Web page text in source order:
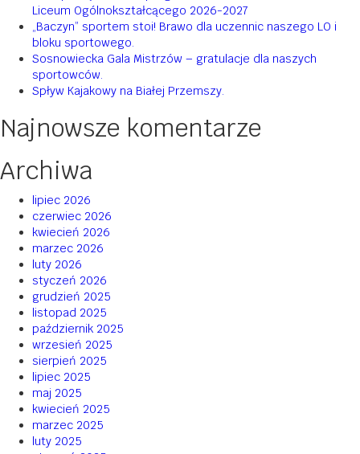
Liceum Ogólnokształcącego 2026-2027
„Baczyn” sportem stoi! Brawo dla uczennic naszego LO i
bloku sportowego.
Sosnowiecka Gala Mistrzów – gratulacje dla naszych
sportowców.
Spływ Kajakowy na Białej Przemszy.
Najnowsze komentarze
Archiwa
lipiec 2026
czerwiec 2026
kwiecień 2026
marzec 2026
luty 2026
styczeń 2026
grudzień 2025
listopad 2025
październik 2025
wrzesień 2025
sierpień 2025
lipiec 2025
maj 2025
kwiecień 2025
marzec 2025
luty 2025